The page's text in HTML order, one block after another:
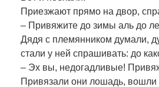
Приезжают прямо на двор,
– Привяжите до зимы аль до
Дядя с племянником думали,
стали у ней спрашивать: до
– Эх вы, недогадливые!
Привязали они лошадь, вошли